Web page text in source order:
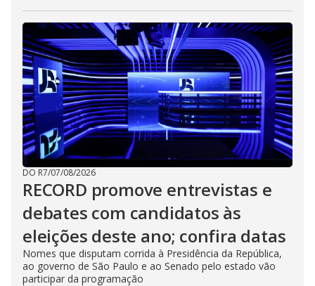
DO R7/07/08/2026
RECORD promove entrevistas e
debates com candidatos às
eleições deste ano; confira datas
Nomes que disputam corrida à Presidência da República,
ao governo de São Paulo e ao Senado pelo estado vão
participar da programação